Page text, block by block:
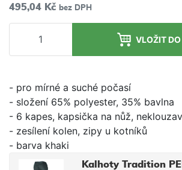
495,04 Kč bez DPH
VLOŽIT
- pro mírné a suché počasí
- složení 65% polyester, 35% bavlna
- 6 kapes, kapsička na nůž,
- zesílení kolen, zipy u kotníků
- barva khaki
Kalhoty Tradition